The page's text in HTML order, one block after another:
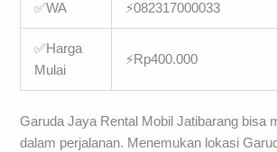
✅WA ⚡082317000033
✅Harga
Mulai
⚡Rp400.000
Garuda Jaya Rental Mobil Jatibarang bisa
dalam perjalanan. Menemukan lokasi